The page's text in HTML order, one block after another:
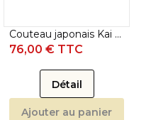
Couteau japonais Kai Seki Magoroku Shoso - Couteau à pain 23 cm
76,00 € TTC
Détail
Ajouter au panier